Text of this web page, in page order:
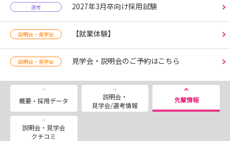
選考 2027年3月卒向け採用試験
説明会・見学会 【就業体験】
説明会・見学会 見学会・説明会のご予約はこちら
概要・採用データ
説明会・
見学会/選考情報
先輩情報
説明会・見学会
クチコミ